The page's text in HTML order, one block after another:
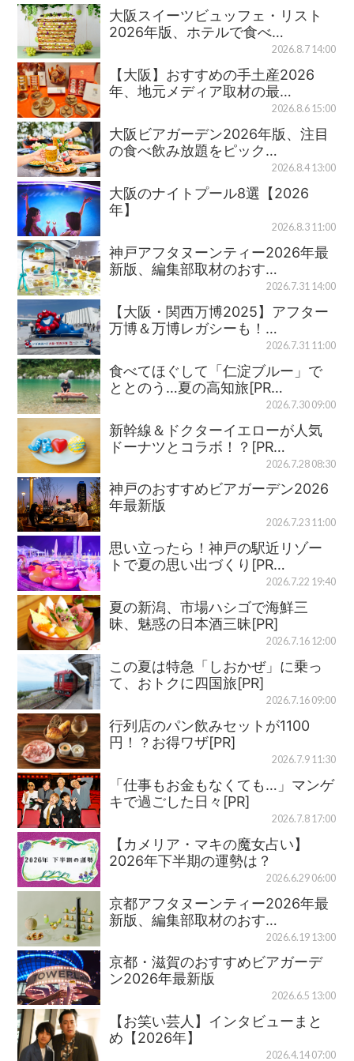
大阪スイーツビュッフェ・リスト
2026年版、ホテルで食べ…
2026.8.7 14:00
【大阪】おすすめの手土産2026
年、地元メディア取材の最…
2026.8.6 15:00
大阪ビアガーデン2026年版、注目
の食べ飲み放題をピック…
2026.8.4 13:00
大阪のナイトプール8選【2026
年】
2026.8.3 11:00
神戸アフタヌーンティー2026年最
新版、編集部取材のおす…
2026.7.31 14:00
【大阪・関西万博2025】アフター
万博＆万博レガシーも！…
2026.7.31 11:00
食べてほぐして「仁淀ブルー」で
ととのう…夏の高知旅[PR…
2026.7.30 09:00
新幹線＆ドクターイエローが人気
ドーナツとコラボ！？[PR…
2026.7.28 08:30
神戸のおすすめビアガーデン2026
年最新版
2026.7.23 11:00
思い立ったら！神戸の駅近リゾー
トで夏の思い出づくり[PR…
2026.7.22 19:40
夏の新潟、市場ハシゴで海鮮三
昧、魅惑の日本酒三昧[PR]
2026.7.16 12:00
この夏は特急「しおかぜ」に乗っ
て、おトクに四国旅[PR]
2026.7.16 09:00
行列店のパン飲みセットが1100
円！？お得ワザ[PR]
2026.7.9 11:30
「仕事もお金もなくても…」マンゲ
キで過ごした日々[PR]
2026.7.8 17:00
【カメリア・マキの魔女占い】
2026年下半期の運勢は？
2026.6.29 06:00
京都アフタヌーンティー2026年最
新版、編集部取材のおす…
2026.6.19 13:00
京都・滋賀のおすすめビアガーデ
ン2026年最新版
2026.6.5 13:00
【お笑い芸人】インタビューまと
め【2026年】
2026.4.14 07:00